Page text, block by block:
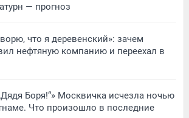
— прогноз
что я деревенский»: зачем
нефтяную компанию и переехал в
Боря!“» Москвичка исчезла ночью
Что произошло в последние